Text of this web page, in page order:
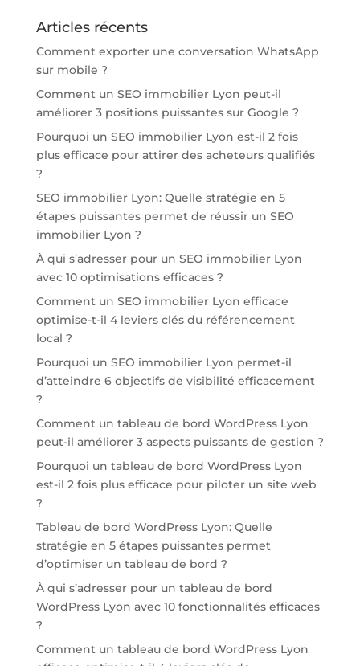
Articles récents
Comment exporter une conversation WhatsApp
sur mobile ?
Comment un SEO immobilier Lyon peut-il
améliorer 3 positions puissantes sur Google ?
Pourquoi un SEO immobilier Lyon est-il 2 fois
plus efficace pour attirer des acheteurs qualifiés
?
SEO immobilier Lyon: Quelle stratégie en 5
étapes puissantes permet de réussir un SEO
immobilier Lyon ?
À qui s’adresser pour un SEO immobilier Lyon
avec 10 optimisations efficaces ?
Comment un SEO immobilier Lyon efficace
optimise-t-il 4 leviers clés du référencement
local ?
Pourquoi un SEO immobilier Lyon permet-il
d’atteindre 6 objectifs de visibilité efficacement
?
Comment un tableau de bord WordPress Lyon
peut-il améliorer 3 aspects puissants de gestion ?
Pourquoi un tableau de bord WordPress Lyon
est-il 2 fois plus efficace pour piloter un site web
?
Tableau de bord WordPress Lyon: Quelle
stratégie en 5 étapes puissantes permet
d’optimiser un tableau de bord ?
À qui s’adresser pour un tableau de bord
WordPress Lyon avec 10 fonctionnalités efficaces
?
Comment un tableau de bord WordPress Lyon